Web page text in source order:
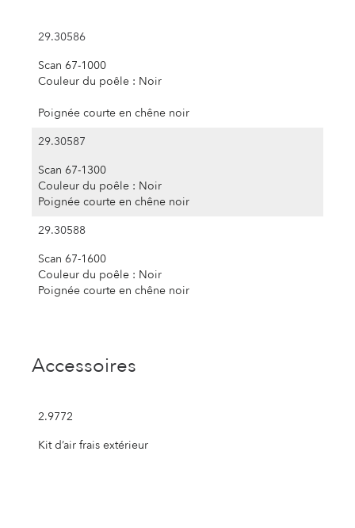
29.30586
Scan 67-1000
Couleur du poêle : Noir
Poignée courte en chêne noir
29.30587
Scan 67-1300
Couleur du poêle : Noir
Poignée courte en chêne noir
29.30588
Scan 67-1600
Couleur du poêle : Noir
Poignée courte en chêne noir
Accessoires
2.9772
Kit d’air frais extérieur